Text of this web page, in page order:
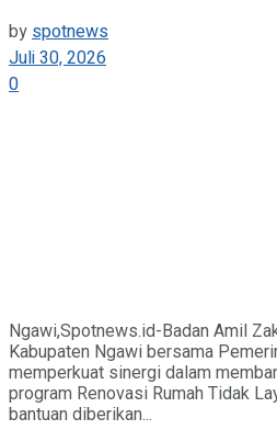
byspotnews
Juli 30, 2026
0
Ngawi,Spotnews.id-Badan Amil
Kabupaten Ngawi bersama
memperkuat sinergi dalam
program Renovasi Rumah Tidak
bantuan diberikan...